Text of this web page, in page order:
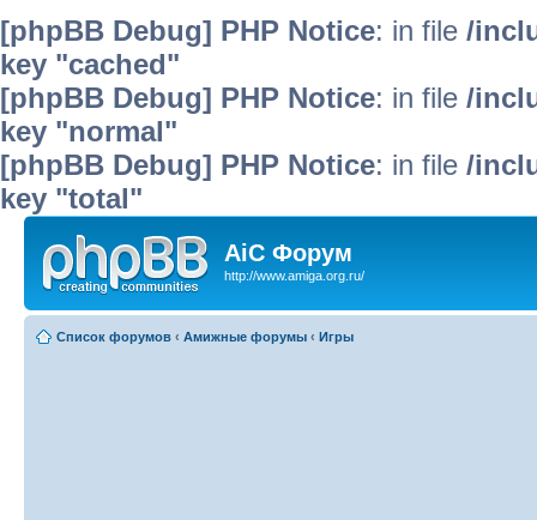
[phpBB Debug] PHP Notice: in file /
key "cached"
[phpBB Debug] PHP Notice: in file /
key "normal"
[phpBB Debug] PHP Notice: in file /
key "total"
AiC Форум
http://www.amiga.org.ru/
Список форумов ‹ Амижные форумы ‹ Игры